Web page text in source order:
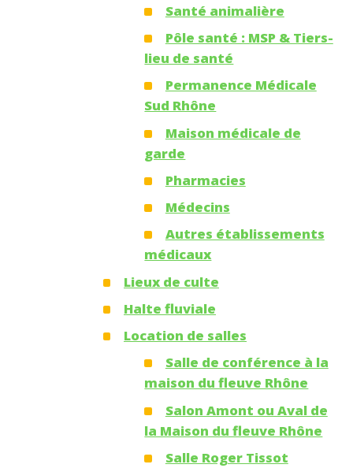
Santé animalière
Pôle santé : MSP & Tiers-
lieu de santé
Permanence Médicale
Sud Rhône
Maison médicale de
garde
Pharmacies
Médecins
Autres établissements
médicaux
Lieux de culte
Halte fluviale
Location de salles
Salle de conférence à la
maison du fleuve Rhône
Salon Amont ou Aval de
la Maison du fleuve Rhône
Salle Roger Tissot